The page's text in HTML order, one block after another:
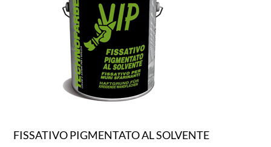
FISSATIVO PIGMENTATO AL SOLVENTE